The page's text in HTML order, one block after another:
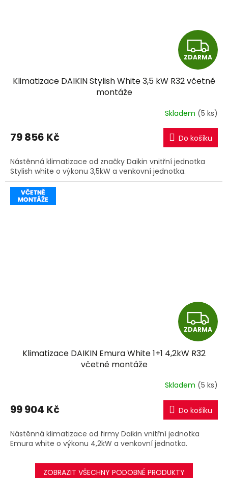
Z
D
A
R
M
A
ZDARMA
Klimatizace DAIKIN Stylish White 3,5 kW R32 včetně
montáže
Skladem (5 ks)
79 856 Kč Do košíku
Nástěnná klimatizace od značky Daikin vnitřní jednotka
Stylish white o výkonu 3,5kW a venkovní jednotka.
Z
D
R
M
A
ZDARMA
Klimatizace DAIKIN Emura White 1+1 4,2kW R32
včetně montáže
Skladem (5 ks)
99 904 Kč Do košíku
Nástěnná klimatizace od firmy Daikin vnitřní jednotka
Emura white o výkonu 4,2kW a venkovní jednotka.
ZOBRAZIT VŠECHNY PODOBNÉ PRODUKTY